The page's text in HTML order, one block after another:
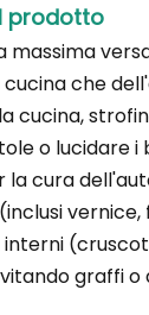
prodotto
che
cucina,
o lucidare i
la cura
vernice,
graffi o